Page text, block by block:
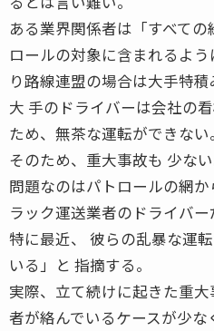
ある業界関係者は「すべて
ロールの対象に含まれるよ
り路線連盟の場合は大手特積
大 手のドライバーは会社の
ため、無茶な運転ができない。
そのため、重大事故も 少ない
問題なのはパトロールの網
ラック運送業者のドライバー
特に最近、 彼らの乱暴な運
いる」と 指摘する。
実際、立て続けに起きた重
者が絡んでいるケースが少な